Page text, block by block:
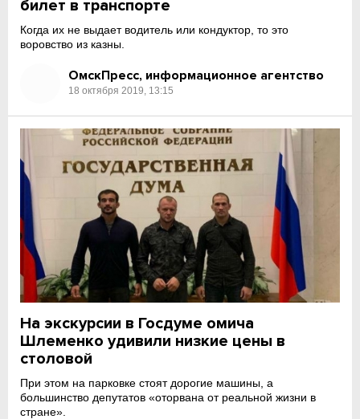
билет в транспорте
Когда их не выдает водитель или кондуктор, то это
воровство из казны.
ОмскПресс, информационное агентство
18 октября 2019, 13:15
На экскурсии в Госдуме омича
Шлеменко удивили низкие цены в
столовой
При этом на парковке стоят дорогие машины, а
большинство депутатов «оторвана от реальной жизни в
стране».